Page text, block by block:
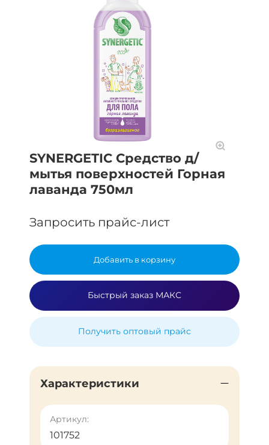
SYNERGETIC Средство д/
мытья поверхностей Горная
лаванда 750мл
Запросить прайс-лист
Добавить в корзину
Быстрый заказ МАКС
Получить оптовый прайс
Характеристики
Артикул:
101752